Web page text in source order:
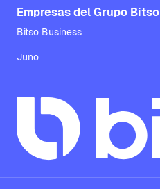
Empresas del Grupo Bitso
Bitso Business
Juno